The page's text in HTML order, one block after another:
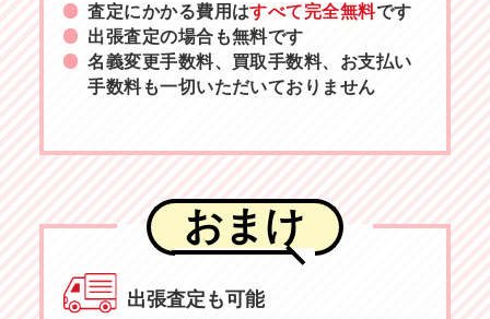
査定にかかる費用はすべて完全無料です
出張査定の場合も無料です
名義変更手数料、買取手数料、お支払い
手数料も一切いただいておりません
おまけ
出張査定も可能